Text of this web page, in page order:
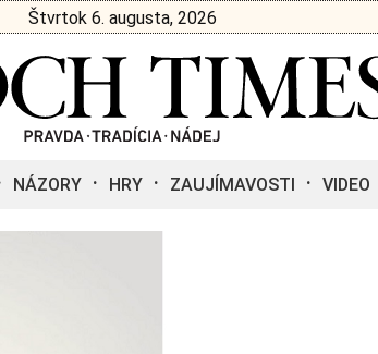
Štvrtok 6. augusta, 2026
NÁZORY HRY ZAUJÍMAVOSTI VIDEO